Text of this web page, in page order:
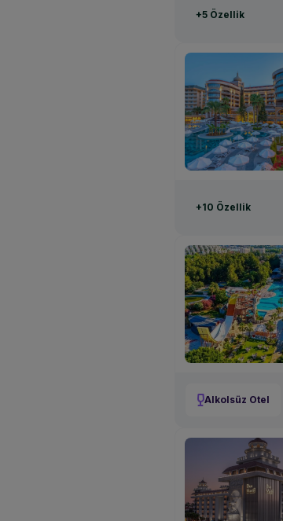
+5 Özellik
+10 Özellik
Alkolsüz Otel